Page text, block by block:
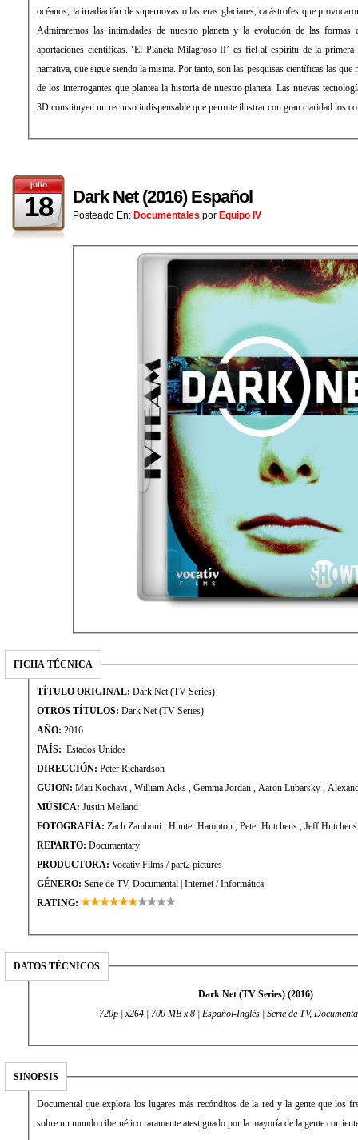
océanos; la irradiación de supernovas o las eras glaciares, catástrofes que
Admiraremos las intimidades de nuestro planeta y la evolución de las
aportaciones científicas. ‘El Planeta Milagroso II’ es fiel al espíritu de la primera
narrativa, que sigue siendo la misma. Por tanto, son las pesquisas científicas las que
de los interrogantes que plantea la historia de nuestro planeta. Las nuevas
3D constituyen un recurso indispensable que permite ilustrar con gran claridad los
julio
18 Dark Net (2016) Español
Posteado En: Documentales por Equipo IV
FICHA TÉCNICA
TÍTULO ORIGINAL: Dark Net (TV Series)
OTROS TÍTULOS: Dark Net (TV Series)
AÑO: 2016
PAÍS: Estados Unidos
DIRECCIÓN: Peter Richardson
GUION:
Mati Kochavi , William Acks ,
MÚSICA: Justin Melland
FOTOGRAFÍA:
Zach Zamboni , Hunter Hampton , Peter Hutchens , Jeff Hutchens
REPARTO: Documentary
PRODUCTORA: Vocativ Films / part2 pictures
GÉNERO:
Serie de TV, Documental | Internet / Informática
RATING:
DATOS TÉCNICOS
Dark Net (TV Series) (2016)
720p | x264 | 700 MB x 8 | Español-Inglés | Serie de TV,
SINOPSIS
Documental que explora los lugares más recónditos de la red y la gente que los
sobre un mundo cibernético raramente atestiguado por la mayoría de la gente